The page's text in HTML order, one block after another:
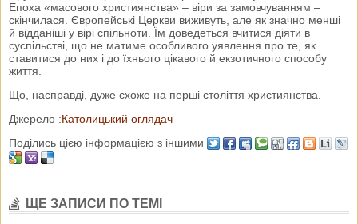
Епоха «масового християнства» – віри за замовчуванням –
скінчилася. Європейські Церкви виживуть, але як значно менші
й відданіші у вірі спільноти. Їм доведеться вчитися діяти в
суспільстві, що не матиме особливого уявлення про те, як
ставитися до них і до їхнього цікавого й екзотичного способу
життя.
Що, насправді, дуже схоже на перші століття християнства.
Джерело :Католицький оглядач
Поділись цією інформацією з іншими
ЩЕ ЗАПИСИ ПО ТЕМІ